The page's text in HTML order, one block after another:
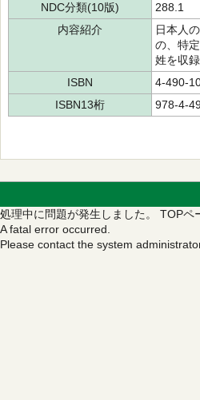
NDC分類(10版)
288.1
内容紹介
日本人
の、特
姓を収
ISBN
4-490-
ISBN13桁
978-4-
処理中に問題が発生しました。 TOPペ
A fatal error occurred.
Please contact the system